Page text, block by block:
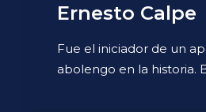
Ernesto Calpe
Fue el iniciador de un
abolengo en la historia.